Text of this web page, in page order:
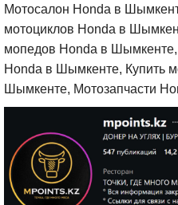
Мотосалон Honda в
мотоциклов Honda в
мопедов Honda в Шымкенте,
Honda в Шымкенте, Купить
Шымкенте, Мотозапчасти